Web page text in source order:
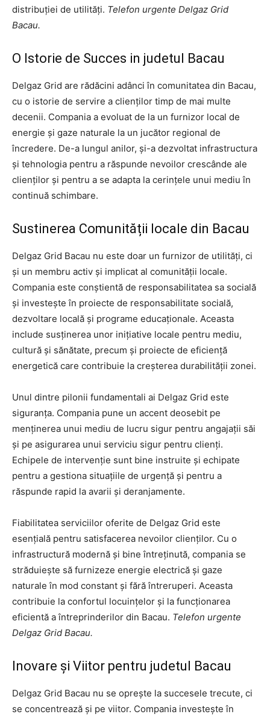
distribuției de utilități. Telefon urgente Delgaz Grid
Bacau.
O Istorie de Succes in judetul Bacau
Delgaz Grid are rădăcini adânci în comunitatea din Bacau,
cu o istorie de servire a clienților timp de mai multe
decenii. Compania a evoluat de la un furnizor local de
energie și gaze naturale la un jucător regional de
încredere. De-a lungul anilor, și-a dezvoltat infrastructura
și tehnologia pentru a răspunde nevoilor crescânde ale
clienților și pentru a se adapta la cerințele unui mediu în
continuă schimbare.
Sustinerea Comunității locale din Bacau
Delgaz Grid Bacau nu este doar un furnizor de utilități, ci
și un membru activ și implicat al comunității locale.
Compania este conștientă de responsabilitatea sa socială
și investește în proiecte de responsabilitate socială,
dezvoltare locală și programe educaționale. Aceasta
include susținerea unor inițiative locale pentru mediu,
cultură și sănătate, precum și proiecte de eficiență
energetică care contribuie la creșterea durabilității zonei.
Unul dintre pilonii fundamentali ai Delgaz Grid este
siguranța. Compania pune un accent deosebit pe
menținerea unui mediu de lucru sigur pentru angajații săi
și pe asigurarea unui serviciu sigur pentru clienți.
Echipele de intervenție sunt bine instruite și echipate
pentru a gestiona situațiile de urgență și pentru a
răspunde rapid la avarii și deranjamente.
Fiabilitatea serviciilor oferite de Delgaz Grid este
esențială pentru satisfacerea nevoilor clienților. Cu o
infrastructură modernă și bine întreținută, compania se
străduiește să furnizeze energie electrică și gaze
naturale în mod constant și fără întreruperi. Aceasta
contribuie la confortul locuințelor și la funcționarea
eficientă a întreprinderilor din Bacau. Telefon urgente
Delgaz Grid Bacau.
Inovare și Viitor pentru judetul Bacau
Delgaz Grid Bacau nu se oprește la succesele trecute, ci
se concentrează și pe viitor. Compania investește în